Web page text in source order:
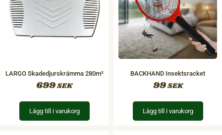
LARGO Skadedjurskrämma 280m²
699SEK
Lägg till i varukorg
BACKHAND Insektsracket
99SEK
Lägg till i varukorg